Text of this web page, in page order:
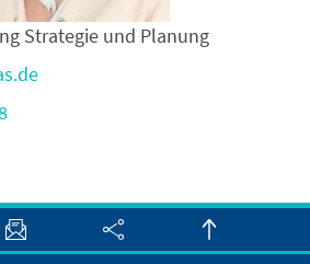
Strategie und Planung